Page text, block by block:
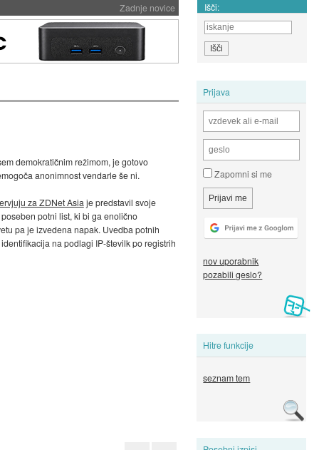
Zadnje novice Išči:
Prijava
Zapomni si me
nov uporabnik
pozabili geslo?
Hitre funkcije
seznam tem
demokratičnim režimom, je gotovo
anonimnost vendarle še ni.
za ZDNet Asia je predstavil svoje
potni list, ki bi ga enolično
pa je izvedena napak. Uvedba potnih
na podlagi IP-številk po registrih